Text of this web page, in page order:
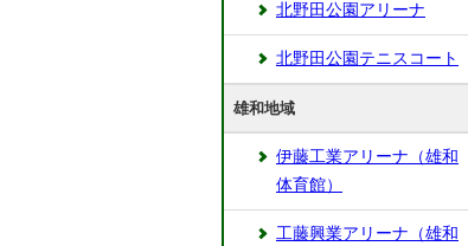
北野田公園アリーナ
北野田公園テニスコート
雄和地域
伊藤工業アリーナ（雄和
体育館）
工藤興業アリーナ（雄和